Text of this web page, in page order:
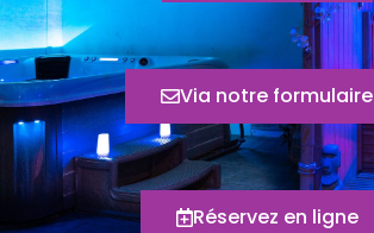
Via notre formulaire
Réservez en ligne